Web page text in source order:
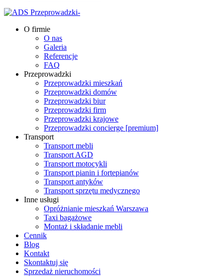
O firmie
O nas
Galeria
Referencje
FAQ
Przeprowadzki
Przeprowadzki mieszkań
Przeprowadzki domów
Przeprowadzki biur
Przeprowadzki firm
Przeprowadzki krajowe
Przeprowadzki concierge [premium]
Transport
Transport mebli
Transport AGD
Transport motocykli
Transport pianin i fortepianów
Transport antyków
Transport sprzętu medycznego
Inne usługi
Opróżnianie mieszkań Warszawa
Taxi bagażowe
Montaż i składanie mebli
Cennik
Blog
Kontakt
Skontaktuj się
Sprzedaż nieruchomości